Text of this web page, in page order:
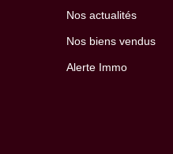
Nos actualités
Nos biens vendus
Alerte Immo